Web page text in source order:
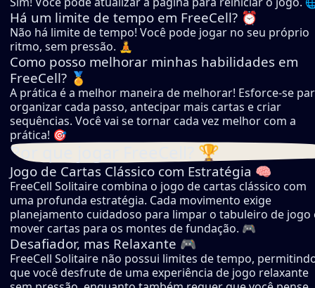
Há um limite de tempo em FreeCell? ⏰
Não há limite de tempo! Você pode jogar no seu próprio
ritmo, sem pressão. 🧘
Como posso melhorar minhas habilidades em
FreeCell? 🏅
A prática é a melhor maneira de melhorar! Esforce-se
organizar cada passo, antecipar mais cartas e criar
sequências. Você vai se tornar cada vez melhor com a
prática! 🎯
Por que jogar FreeCell? 🏆
Jogo de Cartas Clássico com Estratégia 🧠
FreeCell Solitaire combina o jogo de cartas clássico com
uma profunda estratégia. Cada movimento exige
planejamento cuidadoso para limpar o tabuleiro de jogo
mover cartas para os montes de fundação. 🎮
Desafiador, mas Relaxante 🎮
FreeCell Solitaire não possui limites de tempo,
que você desfrute de uma experiência de jogo relaxante